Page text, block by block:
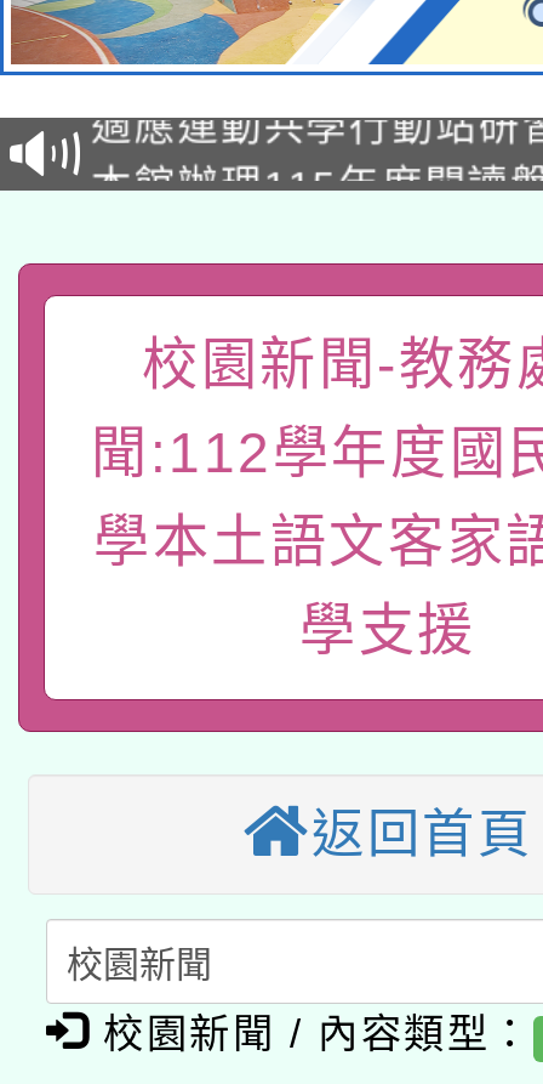
本校115學年度第2次
招甄選結果公告(無人
招)
適應運動共學行動站研
本館辦理115年度閱讀
礎課程
A3數位素養講師名單
「數位內容與教學軟
pilot」
有關大陸委員會函釋公
薪期間赴陸應申請許可
轉知經濟部水利署委託
業技術研究院辦理「
用水績優單位及節水達
115年8月22日(星期六
桃園市孔廟祈福系列
開 智慧啟航」
2026年桃園地景藝術
本校115學年度第2次
招甄選結果公告(無人
本館辦理115年度閱讀
暨閱讀推動專業研習
科技賦能─人工智慧
礎課程
A3數位素養講師名單
「數位內容與教學軟體
pilot」
有關大陸委員會函釋公
校園新聞-教務
聞:112學年度國
學本土語文客家
學支援
返回首頁
校園新聞 / 內容類型：